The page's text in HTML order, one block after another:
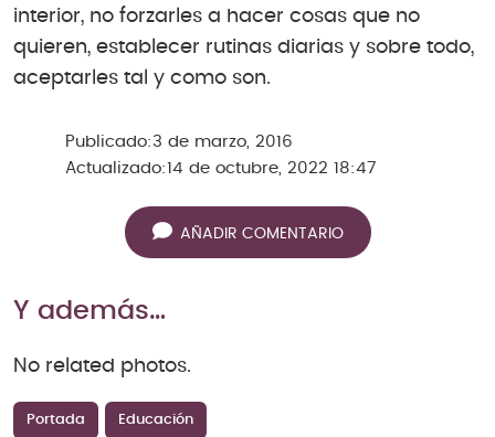
interior, no forzarles a hacer cosas que no
quieren, establecer rutinas diarias y sobre todo,
aceptarles tal y como son.
Publicado: 3 de marzo, 2016
Actualizado:14 de octubre, 2022 18:47
AÑADIR COMENTARIO
Y además…
No related photos.
Portada Educación